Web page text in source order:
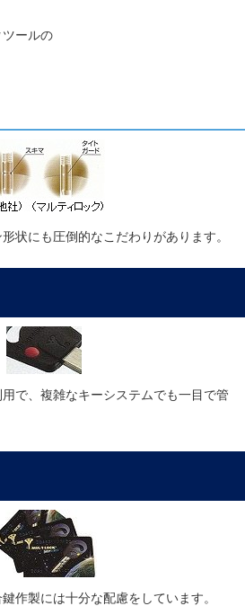
ールの
状にも圧倒的なこだわりがあります。
で、複雑なキーシステムでも一目で管
作製には十分な配慮をしています。